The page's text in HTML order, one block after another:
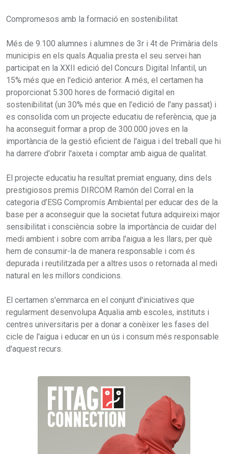
Compromesos amb la formació en sostenibilitat
Més de 9.100 alumnes i alumnes de 3r i 4t de Primària dels
municipis en els quals Aqualia presta el seu servei han
participat en la XXII edició del Concurs Digital Infantil, un
15% més que en l'edició anterior. A més, el certamen ha
proporcionat 5.300 hores de formació digital en
sostenibilitat (un 30% més que en l'edició de l'any passat) i
es consolida com un projecte educatiu de referència, que ja
ha aconseguit formar a prop de 300.000 joves en la
importància de la gestió eficient de l'aigua i del treball que hi
ha darrere d'obrir l'aixeta i comptar amb aigua de qualitat.
El projecte educatiu ha resultat premiat enguany, dins dels
prestigiosos premis DIRCOM Ramón del Corral en la
categoria d’ESG Compromís Ambiental per educar des de la
base per a aconseguir que la societat futura adquireixi major
sensibilitat i consciència sobre la importància de cuidar del
medi ambient i sobre com arriba l'aigua a les llars, per què
hem de consumir-la de manera responsable i com és
depurada i reutilitzada per a altres usos o retornada al medi
natural en les millors condicions.
El certamen s'emmarca en el conjunt d'iniciatives que
regularment desenvolupa Aqualia amb escoles, instituts i
centres universitaris per a donar a conèixer les fases del
cicle de l'aigua i educar en un ús i consum més responsable
d'aquest recurs.